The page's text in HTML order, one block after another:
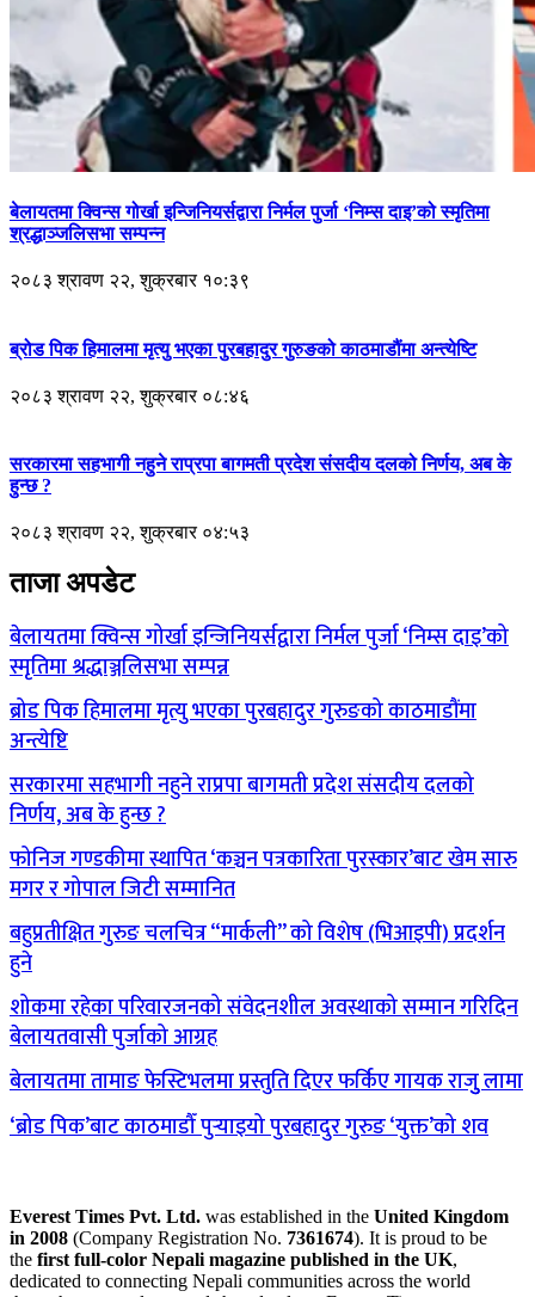
बेलायतमा क्विन्स गोर्खा इन्जिनियर्सद्वारा निर्मल पुर्जा ‘निम्स दाइ’को स्मृतिमा
श्रद्धाञ्जलिसभा सम्पन्न
२०८३ श्रावण २२, शुक्रबार १०:३९
ब्रोड पिक हिमालमा मृत्यु भएका पुरबहादुर गुरुङको काठमाडौंमा अन्त्येष्टि
२०८३ श्रावण २२, शुक्रबार ०८:४६
सरकारमा सहभागी नहुने राप्रपा बागमती प्रदेश संसदीय दलको निर्णय, अब के
हुन्छ ?
२०८३ श्रावण २२, शुक्रबार ०४:५३
ताजा अपडेट
बेलायतमा क्विन्स गोर्खा इन्जिनियर्सद्वारा निर्मल पुर्जा ‘निम्स दाइ’को
स्मृतिमा श्रद्धाञ्जलिसभा सम्पन्न
ब्रोड पिक हिमालमा मृत्यु भएका पुरबहादुर गुरुङको काठमाडौंमा
अन्त्येष्टि
सरकारमा सहभागी नहुने राप्रपा बागमती प्रदेश संसदीय दलको
निर्णय, अब के हुन्छ ?
फोनिज गण्डकीमा स्थापित ‘कञ्चन पत्रकारिता पुरस्कार’बाट खेम सारु
मगर र गोपाल जिटी सम्मानित
बहुप्रतीक्षित गुरुङ चलचित्र “मार्कली” को विशेष (भिआइपी) प्रदर्शन
हुने
शोकमा रहेका परिवारजनको संवेदनशील अवस्थाको सम्मान गरिदिन
बेलायतवासी पुर्जाको आग्रह
बेलायतमा तामाङ फेस्टिभलमा प्रस्तुति दिएर फर्किए गायक राजुु लामा
‘ब्रोड पिक’बाट काठमाडौँ पुर्‍याइयो पुरबहादुर गुरुङ ‘युक्त’को शव
Everest Times Pvt. Ltd. was established in the United Kingdom
in 2008 (Company Registration No. 7361674). It is proud to be
the first full-color Nepali magazine published in the UK,
dedicated to connecting Nepali communities across the world